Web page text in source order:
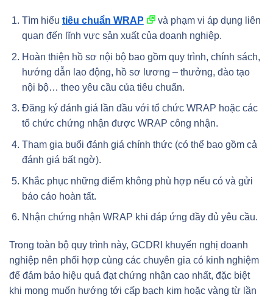
Tìm hiểu tiêu chuẩn WRAP
và phạm vi áp dụng liên
quan đến lĩnh vực sản xuất của doanh nghiệp.
Hoàn thiện hồ sơ nội bộ bao gồm quy trình, chính sách,
hướng dẫn lao động, hồ sơ lương – thưởng, đào tạo
nội bộ… theo yêu cầu của tiêu chuẩn.
Đăng ký đánh giá lần đầu với tổ chức WRAP hoặc các
tổ chức chứng nhận được WRAP công nhận.
Tham gia buổi đánh giá chính thức (có thể bao gồm cả
đánh giá bất ngờ).
Khắc phục những điểm không phù hợp nếu có và gửi
báo cáo hoàn tất.
Nhận chứng nhận WRAP khi đáp ứng đầy đủ yêu cầu.
Trong toàn bộ quy trình này, GCDRI khuyến nghị doanh
nghiệp nên phối hợp cùng các chuyên gia có kinh nghiệm
để đảm bảo hiệu quả đạt chứng nhận cao nhất, đặc biệt
khi mong muốn hướng tới cấp bạch kim hoặc vàng từ lần